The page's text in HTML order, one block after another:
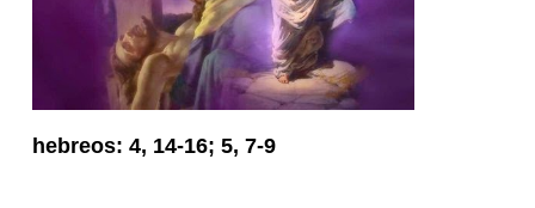
hebreos: 4, 14-16; 5, 7-9